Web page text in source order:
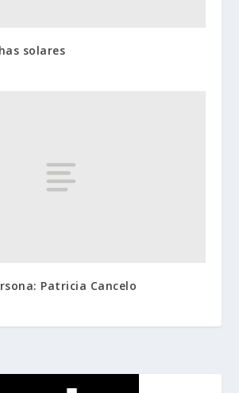
solares
Patricia Cancelo